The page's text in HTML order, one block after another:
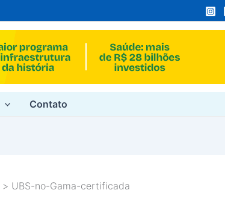
Contato
UBS-no-Gama-certificada